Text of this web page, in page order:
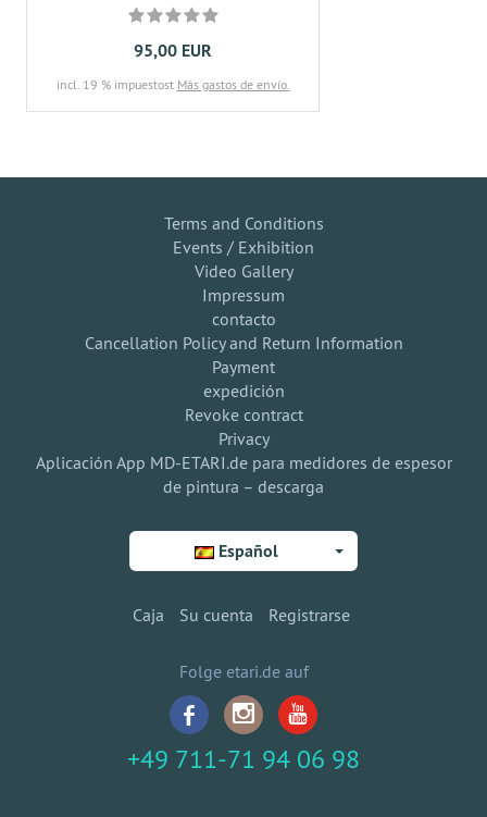
95,00 EUR
incl. 19 % impuestost Más gastos de envío.
Terms and Conditions
Events / Exhibition
Video Gallery
Impressum
contacto
Cancellation Policy and Return Information
Payment
expedición
Revoke contract
Privacy
Aplicación App MD-ETARI.de para medidores de espesor
de pintura – descarga
Español
Caja Su cuenta Registrarse
Folge etari.de auf
+49 711-71 94 06 98